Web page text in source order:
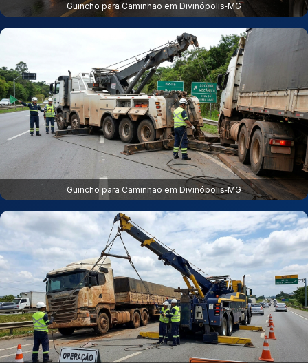
Guincho para Caminhão em Divinópolis‑MG
Guincho para Caminhão em Divinópolis‑MG